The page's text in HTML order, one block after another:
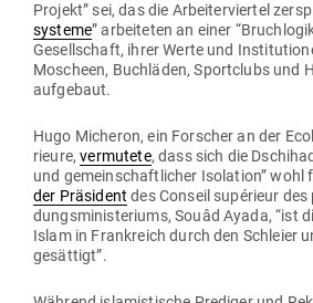
Projekt” sei, das die Arbei­ter­viertel
systeme” arbei­teten an einer
Gesell­schaft, ihrer Werte und
Moscheen, Buch­läden, Sport­clubs und
aufgebaut.
Hugo Micheron, ein For­scher an der
rieure,ver­mutete, dass sich die
und gemein­schaft­licher Iso­lation” wohl
der Prä­sident des Conseil supé­rieur
dungs­mi­nis­te­riums, Souâd Ayada, “ist
Islam in Frank­reich durch den Schleier
gesättigt”.